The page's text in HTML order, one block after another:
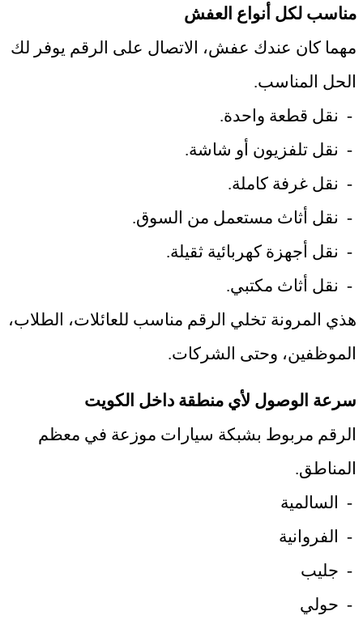
مناسب لكل أنواع العفش
مهما كان عندك عفش، الاتصال على الرقم يوفر لك
الحل المناسب.
- نقل قطعة واحدة.
- نقل تلفزيون أو شاشة.
- نقل غرفة كاملة.
- نقل أثاث مستعمل من السوق.
- نقل أجهزة كهربائية ثقيلة.
- نقل أثاث مكتبي.
هذي المرونة تخلي الرقم مناسب للعائلات، الطلاب،
الموظفين، وحتى الشركات.
سرعة الوصول لأي منطقة داخل الكويت
الرقم مربوط بشبكة سيارات موزعة في معظم
المناطق.
-
السالمية
-
الفروانية
- جليب
- حولي